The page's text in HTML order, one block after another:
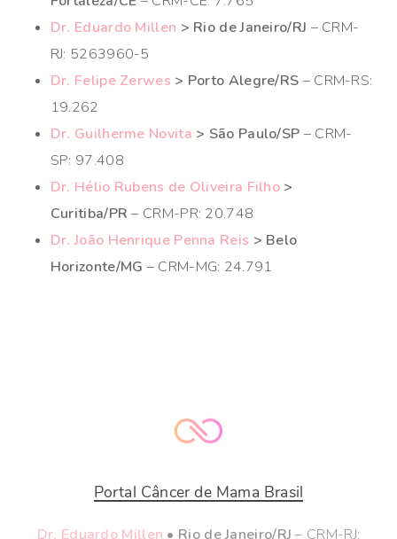
Dr. Eduardo Millen > Rio de Janeiro/RJ – CRM-
RJ: 5263960-5
Dr. Felipe Zerwes > Porto Alegre/RS – CRM-RS:
19.262
Dr. Guilherme Novita > São Paulo/SP – CRM-
SP: 97.408
Dr. Hélio Rubens de Oliveira Filho >
Curitiba/PR – CRM-PR: 20.748
Dr. João Henrique Penna Reis > Belo
Horizonte/MG – CRM-MG: 24.791
Portal Câncer de Mama Brasil
Dr. Eduardo Millen • Rio de Janeiro/RJ – CRM-RJ: